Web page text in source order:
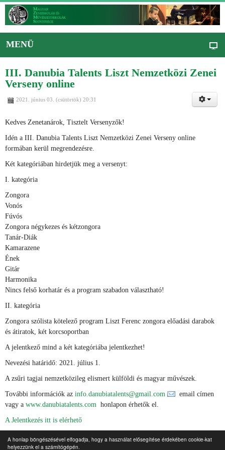
A honlap böngészésével elfogadja, hogy a használat elősegítése érdekében cookie-kat
helyezzünk el a számítógépén.
MENÜ
III. Danubia Talents Liszt Nemzetközi Zenei
Verseny online
2021. június 03. (csütörtök) 20:31
Kedves Zenetanárok, Tisztelt Versenyzők!
Idén a III. Danubia Talents Liszt Nemzetközi Zenei Verseny online
formában kerül megrendezésre.
Két kategóriában hirdetjük meg a versenyt:
I. kategória
Zongora
Vonós
Fúvós
Zongora négykezes és kétzongora
Tanár-Diák
Kamarazene
Ének
Gitár
Harmonika
Nincs felső korhatár és a program szabadon választható!
II. kategória
Zongora szólista kötelező program Liszt Ferenc zongora előadási darabok
és átiratok, két korcsoportban
A jelentkező mind a két kategóriába jelentkezhet!
Nevezési határidő: 2021. július 1.
A zsűri tagjai nemzetközileg elismert külföldi és magyar művészek.
További információk az info.danubiatalents@gmail.com
email címen
vagy a www.danubiatalents.com honlapon érhetők el.
A Jelentkezés itt is elérhető